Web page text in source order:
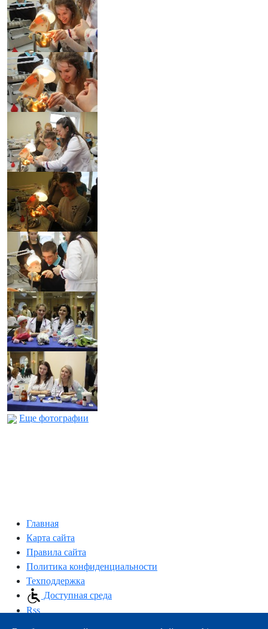
Еще фотографии
Главная
Карта сайта
Правила сайта
Политика конфиденциальности
Техподдержка
Доступная среда
Rss